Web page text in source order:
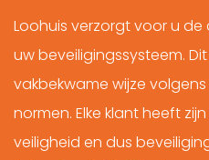
Loohuis verzorgt voor u
uw beveiligingssysteem.
vakbekwame wijze
normen. Elke klant heeft
veiligheid en dus